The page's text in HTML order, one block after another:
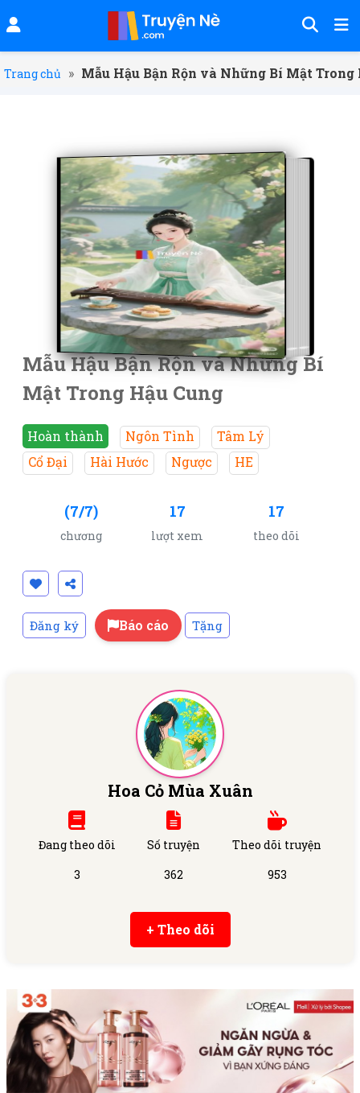
Trang chủ » Mẫu Hậu Bận Rộn và Những Bí Mật Trong
Mẫu Hậu Bận Rộn và Những Bí
Mật Trong Hậu Cung
Hoàn thành Ngôn Tình
Tâm Lý
Cổ Đại
Hài Hước Ngược HE
(7/7)
chương
17
lượt xem
17
theo dõi
Đăng ký Báo cáo Tặng
Hoa Cỏ Mùa Xuân
Đang theo dõi
3
Số truyện
362
Theo dõi truyện
953
+ Theo dõi